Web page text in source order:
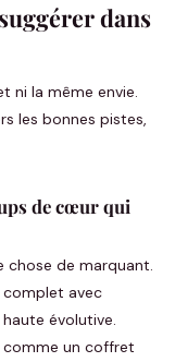
dans
ni la même envie.
les bonnes pistes,
de cœur qui
chose de marquant.
complet avec
évolutive.
comme un coffret